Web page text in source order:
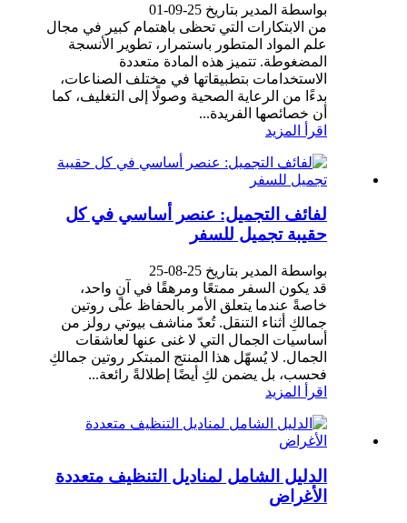
بواسطة المدير بتاريخ 25-09-01
من الابتكارات التي تحظى باهتمام كبير في مجال
علم المواد المتطور باستمرار، تطوير الأنسجة
المضغوطة. تتميز هذه المادة متعددة
الاستخدامات بتطبيقاتها في مختلف الصناعات،
بدءًا من الرعاية الصحية وصولًا إلى التغليف، كما
أن خصائصها الفريدة...
اقرأ المزيد
لفائف التجميل: عنصر أساسي في كل
حقيبة تجميل للسفر
بواسطة المدير بتاريخ 25-08-25
قد يكون السفر ممتعًا ومرهقًا في آنٍ واحد،
خاصةً عندما يتعلق الأمر بالحفاظ على روتين
جمالكِ أثناء التنقل. تُعدّ مناشف بيوتي رولز من
أساسيات الجمال التي لا غنى عنها لعاشقات
الجمال. لا يُسهّل هذا المنتج المبتكر روتين جمالكِ
فحسب، بل يضمن لكِ أيضًا إطلالةً رائعة...
اقرأ المزيد
الدليل الشامل لمناديل التنظيف متعددة
الأغراض